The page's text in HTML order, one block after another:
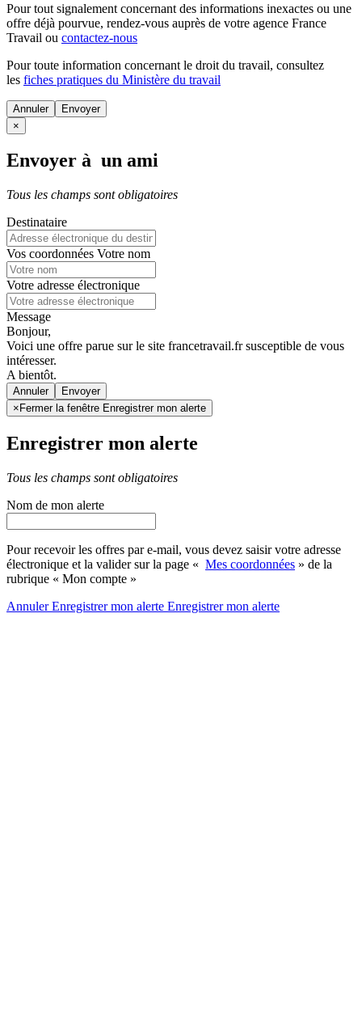
Pour tout signalement concernant des informations inexactes ou une
offre déjà pourvue, rendez-vous auprès de votre agence France
Travail ou contactez-nous
Pour toute information concernant le droit du travail, consultez
les fiches pratiques du Ministère du travail
Annuler
×
Envoyer à un ami
Tous les champs sont obligatoires
Destinataire
Vos coordonnées Votre nom
Votre adresse électronique
Message
Bonjour,
Voici une offre parue sur le site francetravail.fr susceptible de vous
intéresser.
A bientôt.
Annuler
× Fermer la fenêtre Enregistrer mon alerte
Enregistrer mon alerte
Tous les champs sont obligatoires
Nom de mon alerte
Pour recevoir les offres par e-mail, vous devez saisir votre adresse
électronique et la valider sur la page « Mes coordonnées » de la
rubrique « Mon compte »
AnnulerEnregistrer mon alerte Enregistrermon alerte